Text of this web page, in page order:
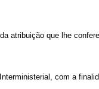
atribuição que lhe
com a